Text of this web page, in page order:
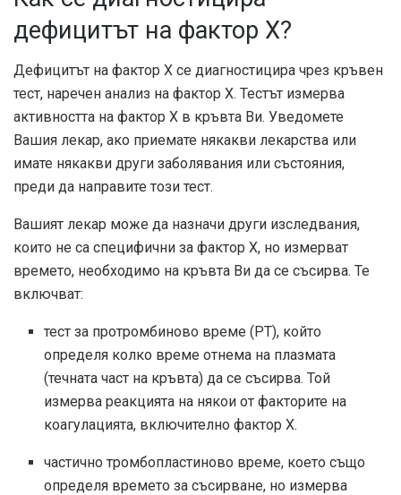
дефицитът на фактор X?
Дефицитът на фактор Х се диагностицира чрез кръвен
тест, наречен анализ на фактор Х. Тестът измерва
активността на фактор Х в кръвта Ви. Уведомете
Вашия лекар, ако приемате някакви лекарства или
имате някакви други заболявания или състояния,
преди да направите този тест.
Вашият лекар може да назначи други изследвания,
които не са специфични за фактор X, но измерват
времето, необходимо на кръвта Ви да се съсирва. Те
включват:
тест за протромбиново време (PT), който
определя колко време отнема на плазмата
(течната част на кръвта) да се съсирва. Той
измерва реакцията на някои от факторите на
коагулацията, включително фактор X.
частично тромбопластиново време, което също
определя времето за съсирване, но измерва